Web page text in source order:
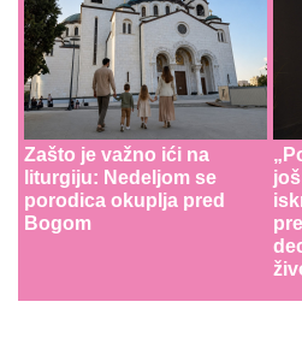
Zašto je važno ići na
liturgiju: Nedeljom se
porodica okuplja pred
Bogom